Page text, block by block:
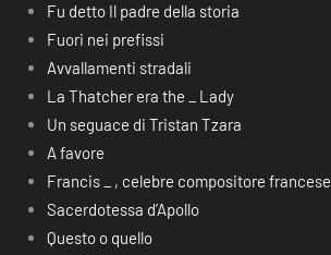
Fu detto Il padre della storia
Fuori nei prefissi
Avvallamenti stradali
La Thatcher era the _ Lady
Un seguace di Tristan Tzara
A favore
Francis _ , celebre compositore francese
Sacerdotessa d’Apollo
Questo o quello